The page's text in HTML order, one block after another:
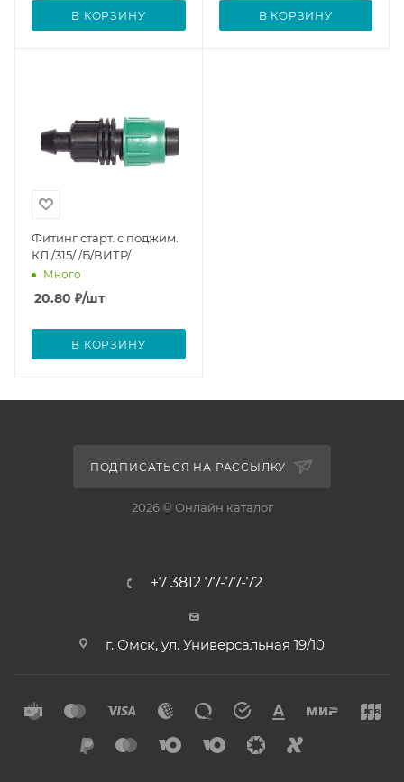
В КОРЗИНУ В КОРЗИНУ
Фитинг старт. с поджим.
КЛ /315/ /Б/ВИТР/
Много
20.80 ₽/шт
В КОРЗИНУ
ПОДПИСАТЬСЯ НА РАССЫЛКУ
2026 © Онлайн каталог
+7 3812 77-77-72
г. Омск, ул. Универсальная 19/10